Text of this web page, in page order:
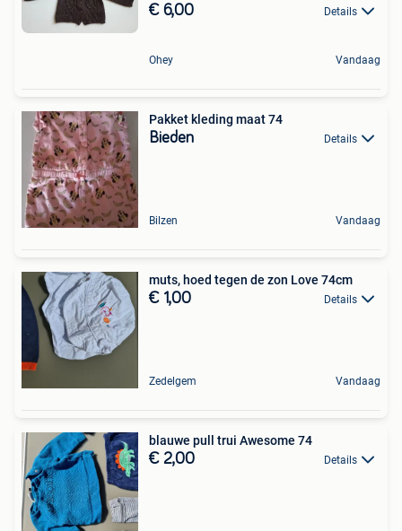
€ 6,00 Details
Ohey Vandaag
Pakket kleding maat 74
Bieden Details
Bilzen Vandaag
muts, hoed tegen de zon Love 74cm
€ 1,00 Details
Zedelgem Vandaag
blauwe pull trui Awesome 74
€ 2,00 Details